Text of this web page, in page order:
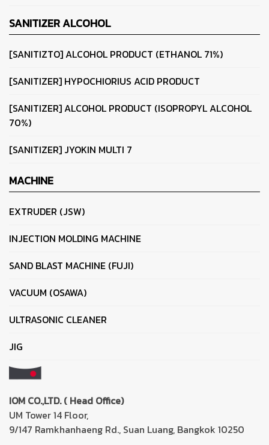
SANITIZER ALCOHOL
[SANITIZTO] ALCOHOL PRODUCT (ETHANOL 71%)
[SANITIZER] HYPOCHIORIUS ACID PRODUCT
[SANITIZER] ALCOHOL PRODUCT (ISOPROPYL ALCOHOL
70%)
[SANITIZER] JYOKIN MULTI 7
MACHINE
EXTRUDER (JSW)
INJECTION MOLDING MACHINE
SAND BLAST MACHINE (FUJI)
VACUUM (OSAWA)
ULTRASONIC CLEANER
JIG
IOM CO.,LTD. ( Head Office)
UM Tower 14 Floor,
9/147 Ramkhanhaeng Rd., Suan Luang, Bangkok 10250